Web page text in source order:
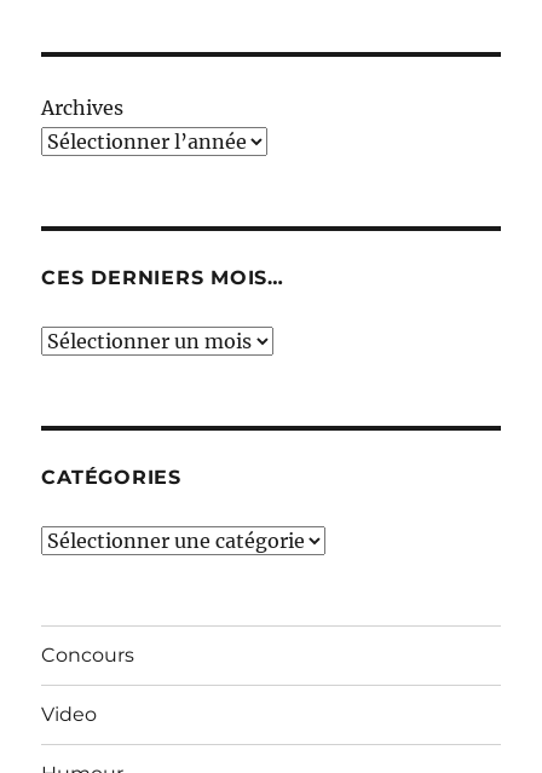
Archives
CES DERNIERS MOIS…
Ces
CATÉGORIES
Catégories
Concours
Video